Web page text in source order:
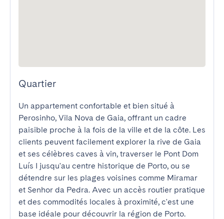
Quartier
Un appartement confortable et bien situé à
Perosinho, Vila Nova de Gaia, offrant un cadre
paisible proche à la fois de la ville et de la côte. Les
clients peuvent facilement explorer la rive de Gaia
et ses célèbres caves à vin, traverser le Pont Dom
Luís I jusqu'au centre historique de Porto, ou se
détendre sur les plages voisines comme Miramar
et Senhor da Pedra. Avec un accès routier pratique
et des commodités locales à proximité, c'est une
base idéale pour découvrir la région de Porto.